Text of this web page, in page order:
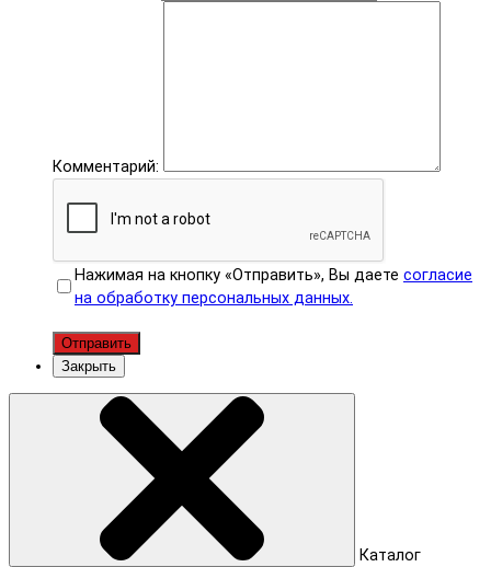
Комментарий:
Нажимая на кнопку «Отправить», Вы даете согласие
на обработку персональных данных.
Отправить
Закрыть
Каталог